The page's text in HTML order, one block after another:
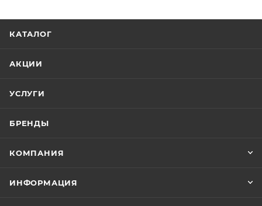
КАТАЛОГ
АКЦИИ
УСЛУГИ
БРЕНДЫ
КОМПАНИЯ
ИНФОРМАЦИЯ